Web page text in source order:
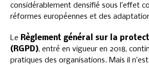
considérablement densifié sous l’effet
réformes européennes et des
Le Règlement général sur la
(RGPD), entré en vigueur en 2018,
pratiques des organisations. Mais il